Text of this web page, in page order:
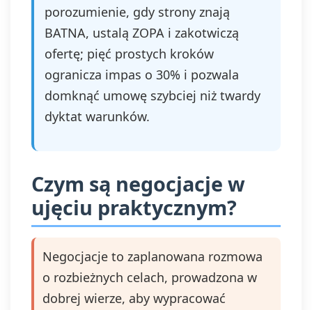
porozumienie, gdy strony znają
BATNA, ustalą ZOPA i zakotwiczą
ofertę; pięć prostych kroków
ogranicza impas o 30% i pozwala
domknąć umowę szybciej niż twardy
dyktat warunków.
Czym są negocjacje w
ujęciu praktycznym?
Negocjacje to zaplanowana rozmowa
o rozbieżnych celach, prowadzona w
dobrej wierze, aby wypracować